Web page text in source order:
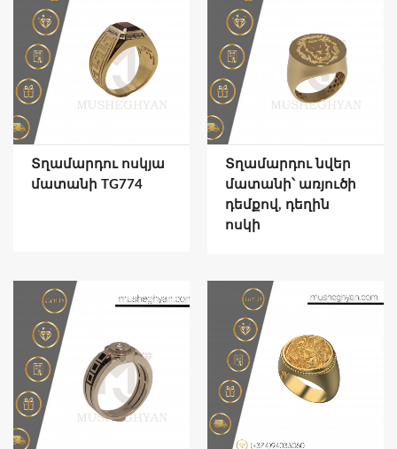
Տղամարդու ոսկյա
մատանի TG774
Տղամարդու նվեր
մատանի՝ առյուծի
դեմքով, դեղին
ոսկի